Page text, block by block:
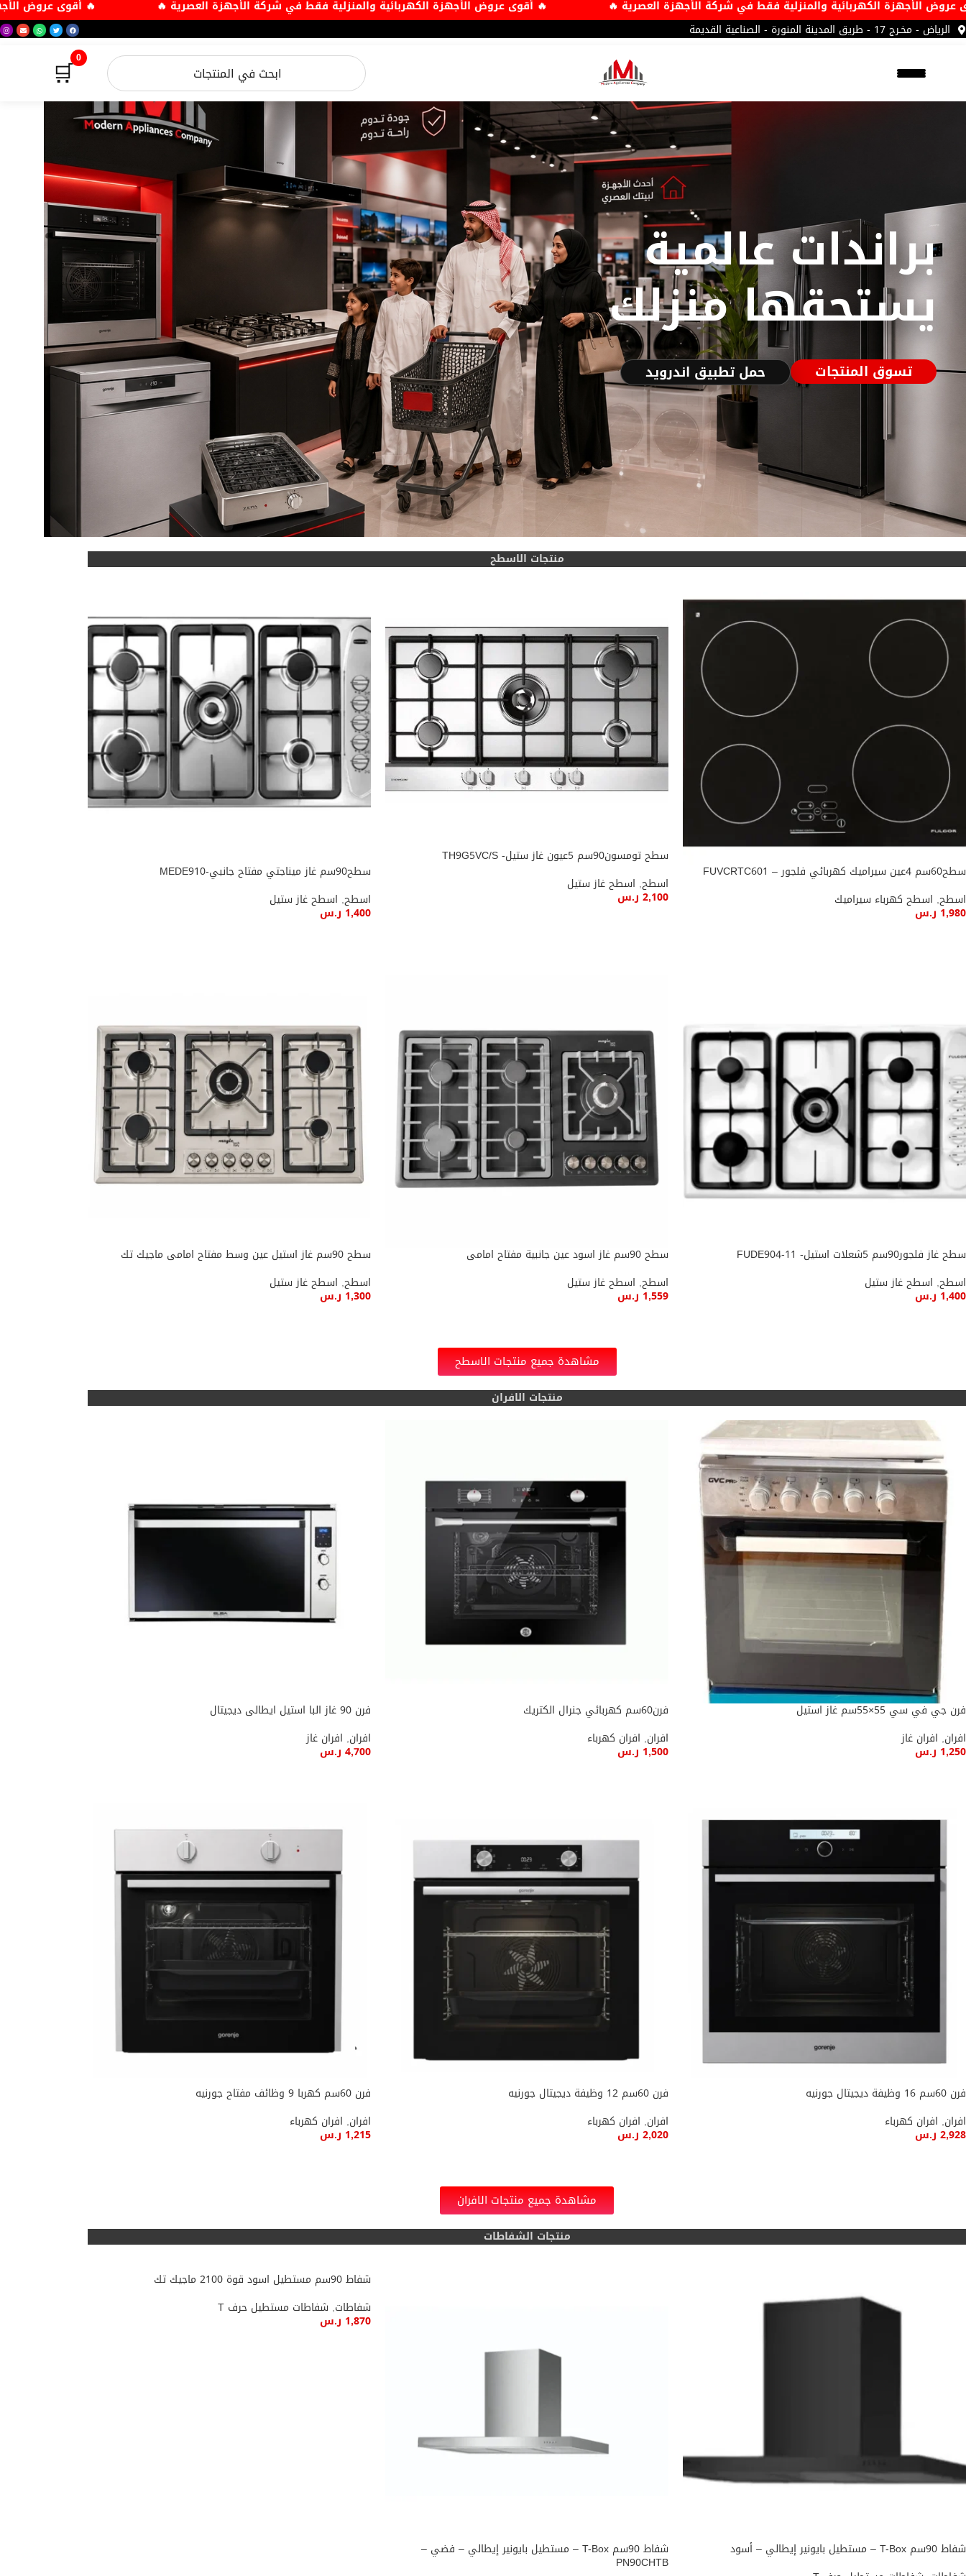
🔥 أقوى عروض الأجهزة الكهربائية والمنزلية فقط في شركة الأجهزة العصرية 🔥
🔥 أقوى عروض الأجهزة الكهربائية والمنزلية فقط في شركة الأجهزة العصرية 🔥
الرياض - مخـرج 17 - طريق المدينة المنورة - الصناعية القديمة
🛒0
براندات عالمية
يستحقها منزلك
تسوق المنتجات حمل تطبيق اندرويد
منتجات الاسطح
سطح60سم 4عين سيراميك كهربائي فلجور – FUVCRTC601
اسطح, اسطح كهرباء سيراميك
1,980 ر.س
سطح تومسون90سم 5عيون غاز ستيل- TH9G5VC/S
اسطح, اسطح غاز ستيل
2,100 ر.س
سطح90سم غاز ميناجتي مفتاح جانبي-MEDE910
اسطح, اسطح غاز ستيل
1,400 ر.س
سطح غاز فلجور90سم 5شعلات استيل- FUDE904-11
اسطح, اسطح غاز ستيل
1,400 ر.س
سطح 90سم غاز اسود عين جانبية مفتاح امامى
اسطح, اسطح غاز ستيل
1,559 ر.س
سطح 90سم غاز استيل عين وسط مفتاح امامى ماجيك تك
اسطح, اسطح غاز ستيل
1,300 ر.س
مشاهدة جميع منتجات الاسطح
منتجات الافران
فرن جي في سي 55×55سم غاز استيل
افران, افران غاز
1,250 ر.س
فرن60سم كهربائي جنرال الكتريك
افران, افران كهرباء
1,500 ر.س
فرن 90 غاز البا استيل ايطالى ديجيتال
افران, افران غاز
4,700 ر.س
فرن 60سم 16 وظيفة ديجيتال جورنيه
افران, افران كهرباء
2,928 ر.س
فرن 60سم 12 وظيفة ديجيتال جورنيه
افران, افران كهرباء
2,020 ر.س
فرن 60سم كهربا 9 وظائف مفتاح جورنيه
افران, افران كهرباء
1,215 ر.س
مشاهدة جميع منتجات الافران
منتجات الشفاطات
شفاط 90سم T-Box – مستطيل بايونير إيطالي – أسود
شفاط 90سم T-Box – مستطيل بايونير إيطالي – فضي –
PN90CHTB
شفاط 90سم مستطيل اسود قوة 2100 ماجيك تك
شفاطات, شفاطات مستطيل حرف T
1,870 ر.س